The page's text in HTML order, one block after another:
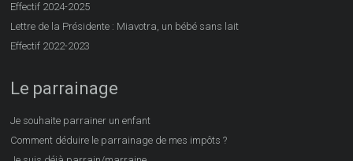
Effectif 2024-2025
Lettre de la Présidente : Miavotra, un bébé sans lait
Effectif 2022-2023
Le parrainage
Je souhaite parrainer un enfant
Comment déduire le parrainage de mes impôts ?